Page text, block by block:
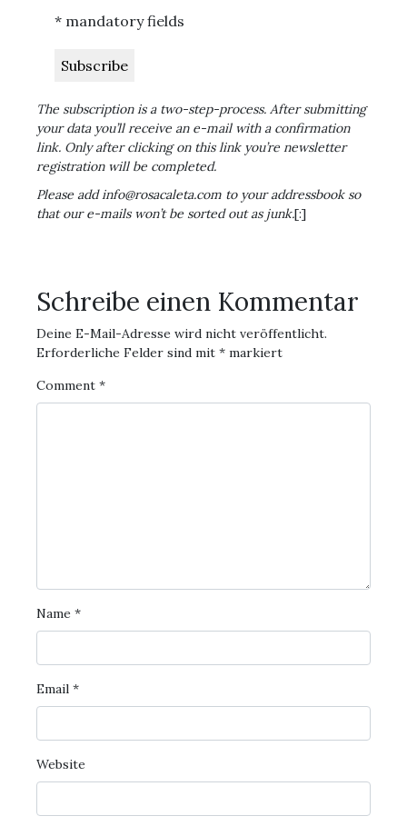
* mandatory fields
The subscription is a two-step-process. After submitting
your data you’ll receive an e-mail with a confirmation
link. Only after clicking on this link you’re newsletter
registration will be completed.
Please add info@rosacaleta.com to your addressbook so
that our e-mails won’t be sorted out as junk.[:]
Schreibe einen Kommentar
Deine E-Mail-Adresse wird nicht veröffentlicht.
Erforderliche Felder sind mit * markiert
Comment *
Name *
Email *
Website